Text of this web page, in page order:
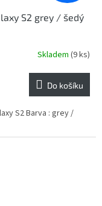
S2 grey / šedý
Skladem (9 ks)
Do košíku
S2 Barva : grey /